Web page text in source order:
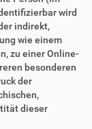
wird
indirekt,
wie einem
zu einer Online-
besonderen
der
dieser